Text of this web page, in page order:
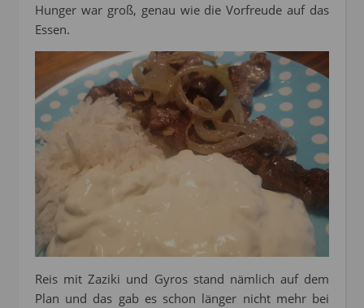
Hunger war groß, genau wie die Vorfreude auf das
Essen.
Reis mit Zaziki und Gyros stand nämlich auf dem
Plan und das gab es schon länger nicht mehr bei